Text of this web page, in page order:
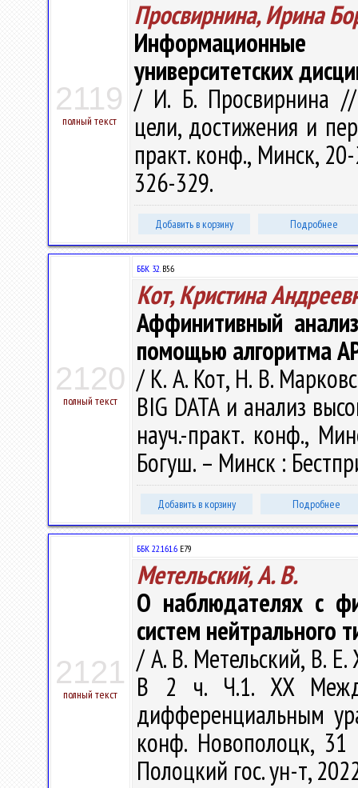
2119
полный текст
Просвирнина, Ирина
университетских
/ И. Б. Просвирнина //
цели, достижения и
практ. конф., Минск,
326-329.
Добавить в корзину Подробнее
2120
полный текст
ББК 32.B56
Кот, Кристина
Аффинитивный
помощью алгоритма
/ К. А. Кот, Н. В.
BIG DATA и анализ
науч.-практ. конф.,
Богуш. – Минск :
Добавить в корзину Подробнее
2121
полный текст
ББК 22.161.6 Е79
Метельский, А. В.
О наблюдателях с
систем нейтрального
/ А. В. Метельский, В.
В 2 ч. Ч.1. XX
дифференциальным
конф. Новополоцк,
Полоцкий гос. ун-т,